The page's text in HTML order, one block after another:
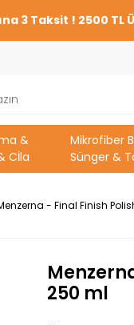
3 Taksit ! 2500 TL
&
Cİla
Mikrofiber
Sünger &
- Final Finish
250 ml